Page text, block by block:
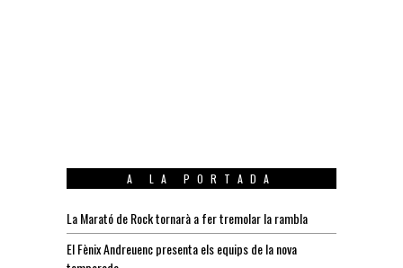
A LA PORTADA
La Marató de Rock tornarà a fer tremolar la rambla
El Fènix Andreuenc presenta els equips de la nova